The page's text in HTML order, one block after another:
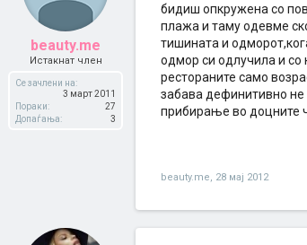
beauty.me
Истакнат член
Се зачлени на:
3 март 2011
Пораки:
27
Допаѓања:
3
бидиш опкружена со
плажа и таму одевме
тишината и
одмор си одлучила и со
рестораните само
забава дефинитивно не
прибирање во доцните
beauty.me, 28 мај 2012